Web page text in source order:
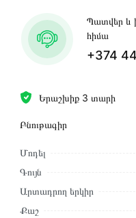
Երաշխիք 3 տարի
Բնութագիր
Մոդել
Գույն
Արտադրող երկիր
Քաշ
Պատվեր և
հիմա
+374